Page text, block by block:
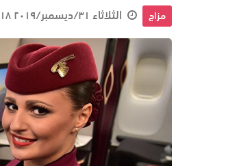
مزاج الثلاثاء ٣١/ديسمبر/٢٠١٩ ١٩:١٨ م